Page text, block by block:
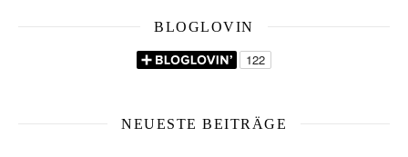
BLOGLOVIN
NEUESTE BEITRÄGE